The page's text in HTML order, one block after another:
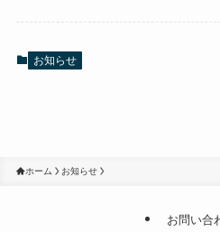
お知らせ
ホーム お知らせ
お問い合